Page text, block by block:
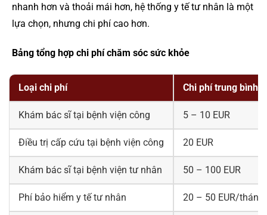
nhanh hơn và thoải mái hơn, hệ thống y tế tư nhân là một
lựa chọn, nhưng chi phí cao hơn.
Bảng tổng hợp chi phí chăm sóc sức khỏe
Loại chi phí Chi phí trung bình
Khám bác sĩ tại bệnh viện công 5 – 10 EUR
Điều trị cấp cứu tại bệnh viện công 20 EUR
Khám bác sĩ tại bệnh viện tư nhân 50 – 100 EUR
Phí bảo hiểm y tế tư nhân 20 – 50 EUR/tháng